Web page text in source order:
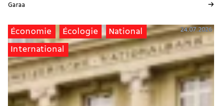
Garaa →
Économie Écologie National
International
24.07.2026